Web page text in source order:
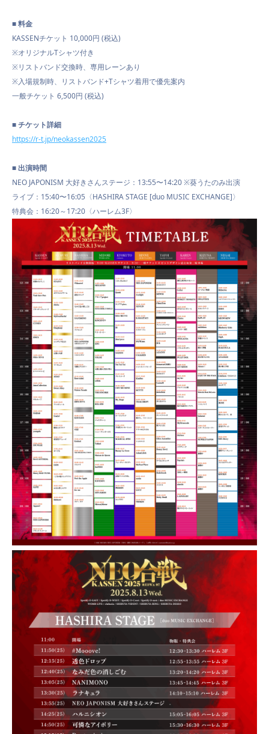
CONTACT
■ 料金
KASSENチケット 10,000円 (税込)
※オリジナルTシャツ付き
※リストバンド交換時、専用レーンあり
※入場規制時、リストバンド+Tシャツ着用で優先案内
一般チケット 6,500円 (税込)
■ チケット詳細
https://r-t.jp/neokassen2025
■ 出演時間
NEO JAPONISM 大好きさんステージ：13:55〜14:20 ※葵うたのみ出演
ライブ：15:40〜16:05〈HASHIRA STAGE [duo MUSIC EXCHANGE]〉
特典会： 16:20～17:20 〈ハーレム3F〉